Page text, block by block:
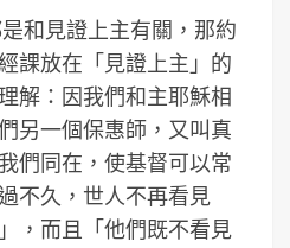
和見證上主有關，那約
課放在「見證上主」的
解：因我們和主耶穌相
另一個保惠師，又叫真
們同在，使基督可以常
不久，世人不再看見
，而且「他們既不看見